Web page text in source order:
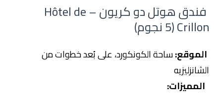
فندق هوتل دو كريون – Hôtel de
Crillon (5 نجوم)
الموقع:ساحة الكونكورد، على بُعد خطوات من
الشانزليزيه
المميزات: